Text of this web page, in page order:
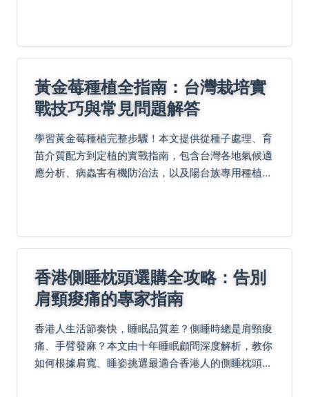
黃金莓種植全指南：台灣栽培實
戰技巧與常見問題解答
學習黃金莓種植完整步驟！本文提供從種子處理、育
苗介質配方到定植的實戰指南，包含台灣各地氣候適
應分析、病蟲害有機防治法，以及陽台族專用種植方
香港側睡枕頭選購全攻略：告別
肩頸痠痛的專家指南
香港人生活節奏快，睡眠品質差？側睡時總是肩頸痠
痛、手臂發麻？本文由十年睡眠顧問深度解析，教你
如何根據肩寬、睡姿挑選最適合香港人的側睡枕頭，